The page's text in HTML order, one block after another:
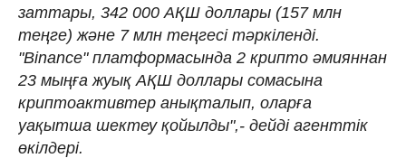
заттары, 342 000 АҚШ доллары (157 млн
теңге) және 7 млн теңгесі тәркіленді.
"Binance" платформасында 2 крипто әмияннан
23 мыңға жуық АҚШ доллары сомасына
криптоактивтер анықталып, оларға
уақытша шектеу қойылды",- дейді агенттік
өкілдері.